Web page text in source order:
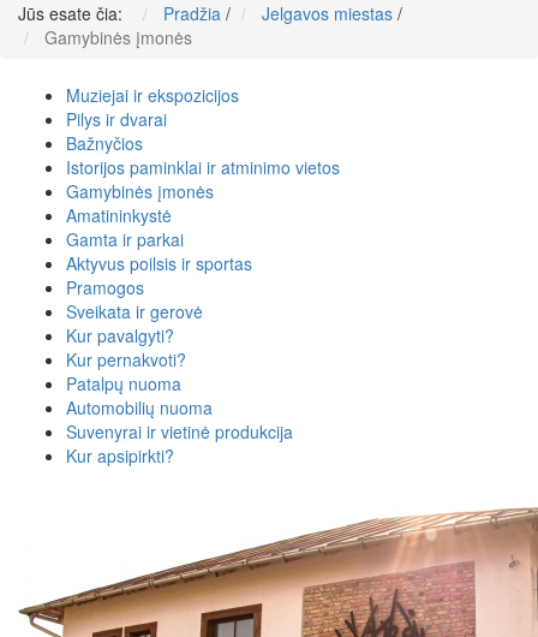
Jūs esate čia:
Pradžia / Jelgavos miestas /
Gamybinės įmonės
Muziejai ir ekspozicijos
Pilys ir dvarai
Bažnyčios
Istorijos paminklai ir atminimo vietos
Gamybinės įmonės
Amatininkystė
Gamta ir parkai
Aktyvus poilsis ir sportas
Pramogos
Sveikata ir gerovė
Kur pavalgyti?
Kur pernakvoti?
Patalpų nuoma
Automobilių nuoma
Suvenyrai ir vietinė produkcija
Kur apsipirkti?